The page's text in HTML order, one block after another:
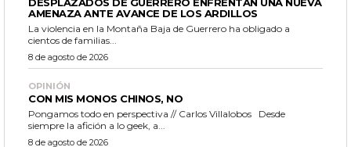
DESPLAZADOS DE GUERRERO ENFRENTAN UNA NUEVA
AMENAZA ANTE AVANCE DE LOS ARDILLOS
La violencia en la Montaña Baja de Guerrero ha obligado a
cientos de familias...
8 de agosto de 2026
OPINIÓN
CON MIS MONOS CHINOS, NO
Pongamos todo en perspectiva // Carlos Villalobos Desde
siempre la afición a lo geek, a...
8 de agosto de 2026